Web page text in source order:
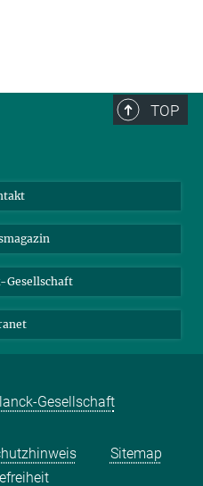
TOP
Gesellschaft
Gesellschaft
Sitemap